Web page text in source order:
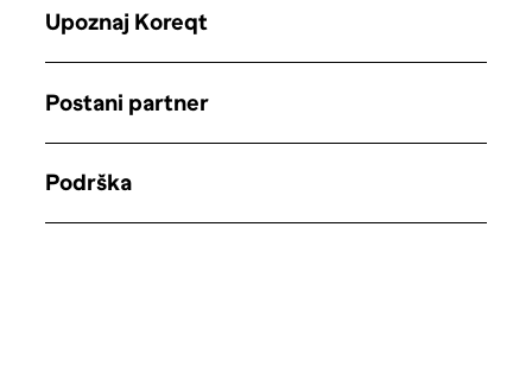
Upoznaj Koreqt
Postani partner
Podrška